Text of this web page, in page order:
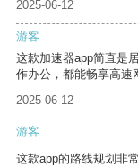
2025-06-12
游客
这款加速器app简直是
作办公，都能畅享高速
2025-06-12
游客
这款app的路线规划非